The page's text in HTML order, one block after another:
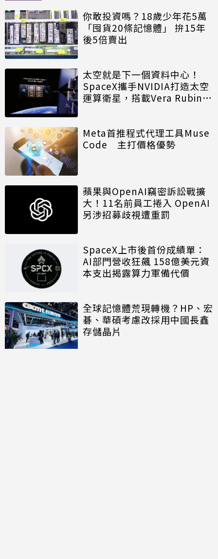
你敢投資嗎？18歲少年花5萬
「囤貨20條記憶體」 拚15年
後5倍賣出
太空就是下一個資料中心！
SpaceX攜手NVIDIA打造太空
運算衛星，搭載Vera Rubin運
Meta首推程式代理工具Muse
Code 主打價格優勢
蘋果與OpenAI竊密訴訟戰擴
大！11名前員工捲入 OpenAI
另涉招募歧視遭重罰
SpaceX上市後首份成績單：
AI部門營收狂飆 158億美元資
本支出揭露算力軍備代價
全球記憶體荒現轉機？HP、宏
碁、華碩考慮改採用中國長鑫
存儲晶片